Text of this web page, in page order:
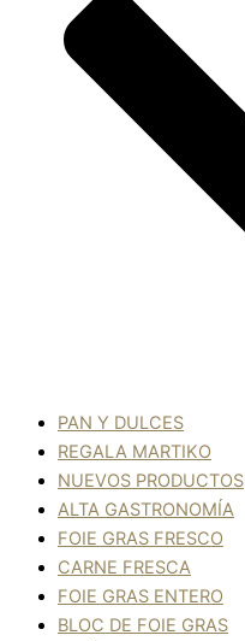
PAN Y DULCES
REGALA MARTIKO
NUEVOS PRODUCTOS
ALTA GASTRONOMÍA
FOIE GRAS FRESCO
CARNE FRESCA
FOIE GRAS ENTERO
BLOC DE FOIE GRAS